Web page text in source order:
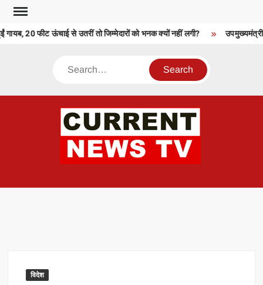
Skip
content20 फीट ऊंचाई से उतरीं तो जिम्मेदारों को भनक क्यों नहीं लगी? उपमुख्यमंत्री
Search
विदेश